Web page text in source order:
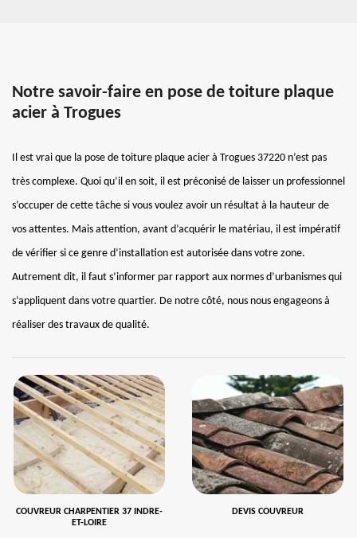
Notre savoir-faire en pose de toiture plaque
acier à Trogues
Il est vrai que la pose de toiture plaque acier à Trogues 37220 n’est pas
très complexe. Quoi qu’il en soit, il est préconisé de laisser un professionnel
s’occuper de cette tâche si vous voulez avoir un résultat à la hauteur de
vos attentes. Mais attention, avant d’acquérir le matériau, il est impératif
de vérifier si ce genre d’installation est autorisée dans votre zone.
Autrement dit, il faut s’informer par rapport aux normes d’urbanismes qui
s’appliquent dans votre quartier. De notre côté, nous nous engageons à
réaliser des travaux de qualité.
COUVREUR CHARPENTIER 37 INDRE-
ET-LOIRE
DEVIS COUVREUR